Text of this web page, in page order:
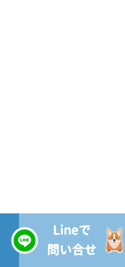
Lineで
問い合せ